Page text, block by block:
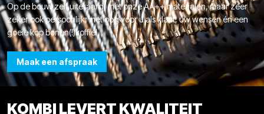
Op de bouw zelf uiteraard, met onze AA++ materialen, maar zeer
zeker ook persoonlijk; met oog voor u als klant, uw wensen én een
goeie kop bonen(!)koffie!
Maak een afspraak
KOMBI LEVERT KWALITEIT